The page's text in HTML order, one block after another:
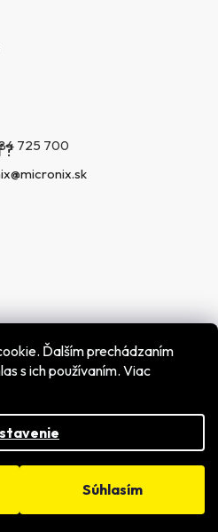
Ďalším prechádzaním
s ich používaním. Viac
Súhlasím
725 700
spol. s r.o.. Všetky práva